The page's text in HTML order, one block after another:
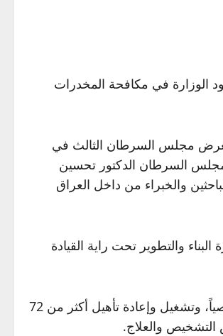
وذلك ضمن جهود الوزارة في مكافحة المخدرات
مجلس السرطان الثالث في
لمجلس السرطان الدكتور تحسين
والخبراء من داخل العراق
والتطوير تحت راية القيادة
كما استعرض “أبرز إنجازات الوزارة خلال المرحلة الماضية، من بينها البدء بتطبيق قانون الضمان الصحي، وافتتاح 18 مستشفى عاماً وتخصصياً، وتشغيل وإعادة تأهيل أكثر من 72